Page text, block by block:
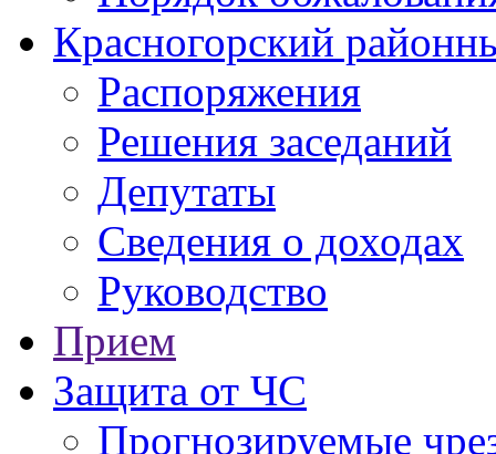
Красногорский
Распоряжения
Решения заседаний
Депутаты
Сведения о доходах
Руководство
Прием
Защита от ЧС
Прогнозируемые